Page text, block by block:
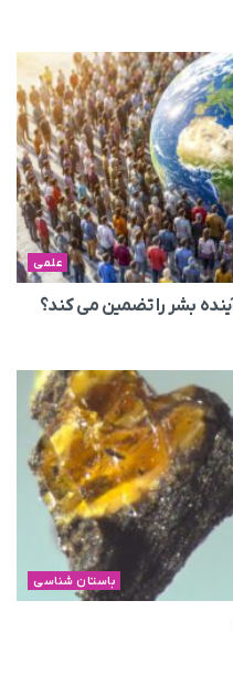
علمی
باستان شناسی